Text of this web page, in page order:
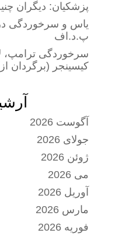
پزشکیان: دیگران
یاس و سرخوردگی
پ.د.اف
سرخوردگی ترامپ،
کیسینجر (برگردان
آگوست 2026
جولای 2026
ژوئن 2026
می 2026
آوریل 2026
مارس 2026
فوریه 2026